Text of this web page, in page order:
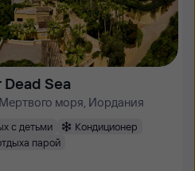
Sea
моря, Иордания
с детьми
Кондиционер
парой